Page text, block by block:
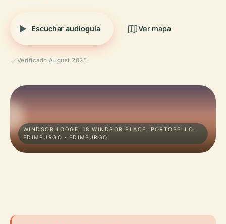
Escuchar audioguía Ver mapa
Verificado August 2025
WINDSOR LODGE, 18 WINDSOR PLACE, PORTOBELLO,
EDIMBURGO · EDIMBURGO